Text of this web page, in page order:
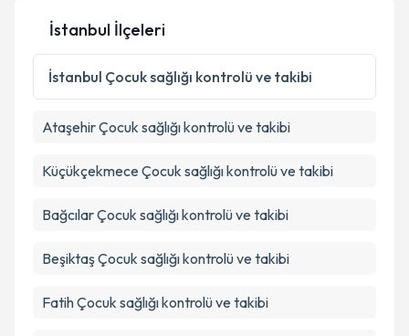
Kişisel verilerimin işlenmesine ilişkinAydınlatma
Metni
'ni okudum ve kişisel verilerimin belirtilen
kapsamda işlenmesini kabul ediyorum.
İstanbul İlçeleri
İstanbul Çocuk sağlığı kontrolü ve takibi
AtaşehirÇocuk sağlığı kontrolü ve takibi
Küçükçekmece Çocuk sağlığı kontrolü ve takibi
BağcılarÇocuk sağlığı kontrolü ve takibi
BeşiktaşÇocuk sağlığı kontrolü ve takibi
FatihÇocuk sağlığı kontrolü ve takibi